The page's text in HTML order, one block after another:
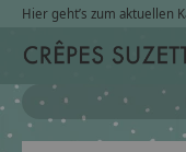
Hier geht’s zum aktuellen